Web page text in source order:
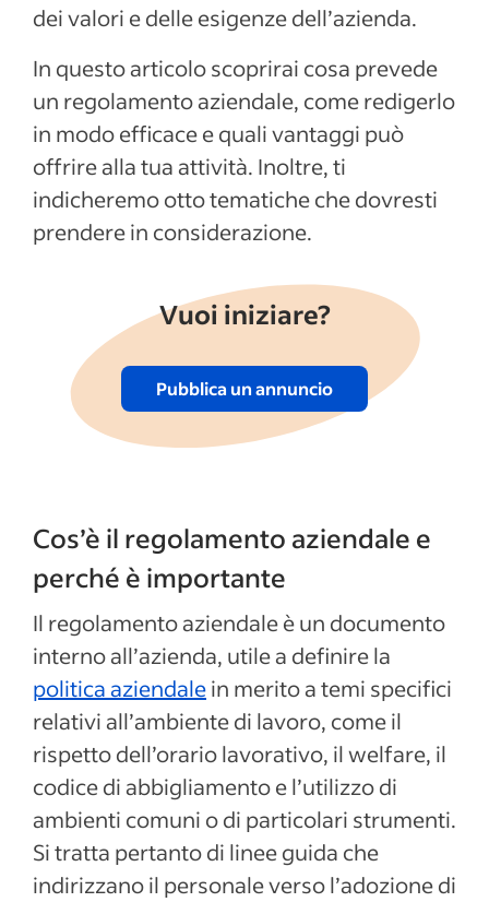
dei valori e delle esigenze dell’azienda.
In questo articolo scoprirai cosa prevede
un regolamento aziendale, come redigerlo
in modo efficace e quali vantaggi può
offrire alla tua attività. Inoltre, ti
indicheremo otto tematiche che dovresti
prendere in considerazione.
Vuoi iniziare?
Pubblica un annuncio
Cos’è il regolamento aziendale e
perché è importante
Il regolamento aziendale è un documento
interno all’azienda, utile a definire la
politica aziendalein merito a temi specifici
relativi all’ambiente di lavoro, come il
rispetto dell’orario lavorativo, il welfare, il
codice di abbigliamento e l’utilizzo di
ambienti comuni o di particolari strumenti.
Si tratta pertanto di linee guida che
indirizzano il personale verso l’adozione di